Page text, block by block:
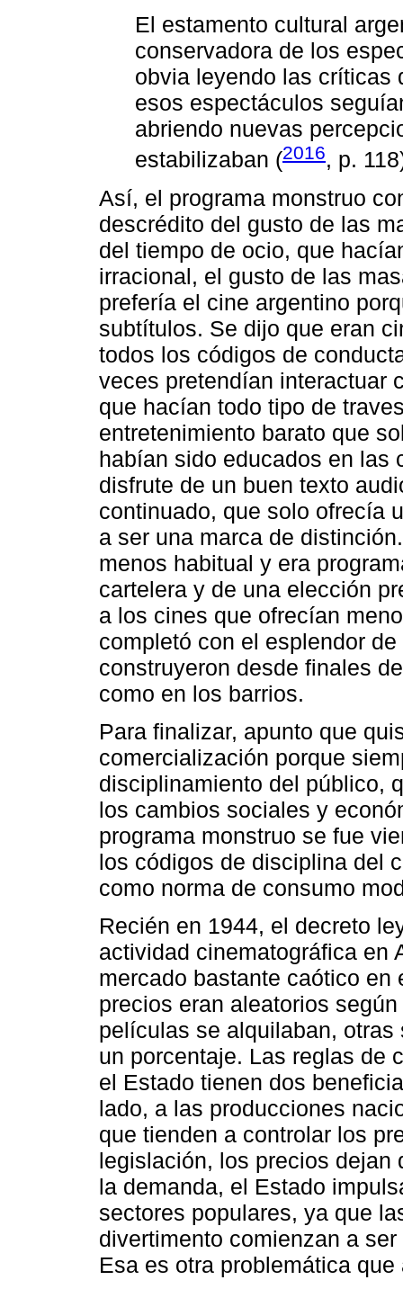
El estamento cultural
conservadora de los
obvia leyendo las críticas
esos espectáculos
abriendo nuevas
estabilizaban (2016, p.
Así, el programa monstruo
descrédito del gusto de las
del tiempo de ocio, que
irracional, el gusto de las
prefería el cine argentino
subtítulos. Se dijo que eran
todos los códigos de
veces pretendían interactuar
que hacían todo tipo de
entretenimiento barato que
habían sido educados en las
disfrute de un buen texto
continuado, que solo ofrecía
a ser una marca de
menos habitual y era
cartelera y de una elección
a los cines que ofrecían
completó con el esplendor
construyeron desde finales
como en los barrios.
Para finalizar, apunto que
comercialización porque
disciplinamiento del público,
los cambios sociales y
programa monstruo se fue
los códigos de disciplina del
como norma de consumo
Recién en 1944, el decreto
actividad cinematográfica en
mercado bastante caótico
precios eran aleatorios
películas se alquilaban,
un porcentaje. Las reglas de
el Estado tienen dos
lado, a las producciones
que tienden a controlar los
legislación, los precios dejan
la demanda, el Estado
sectores populares, ya que
divertimento comienzan a
Esa es otra problemática